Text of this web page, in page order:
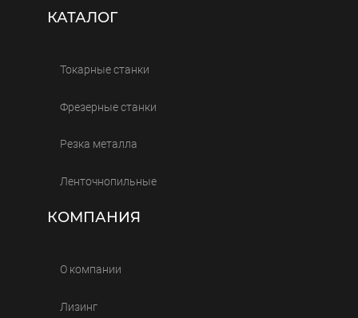
КАТАЛОГ
Токарные станки
Фрезерные станки
Резка металла
Ленточнопильные
КОМПАНИЯ
О компании
Лизинг